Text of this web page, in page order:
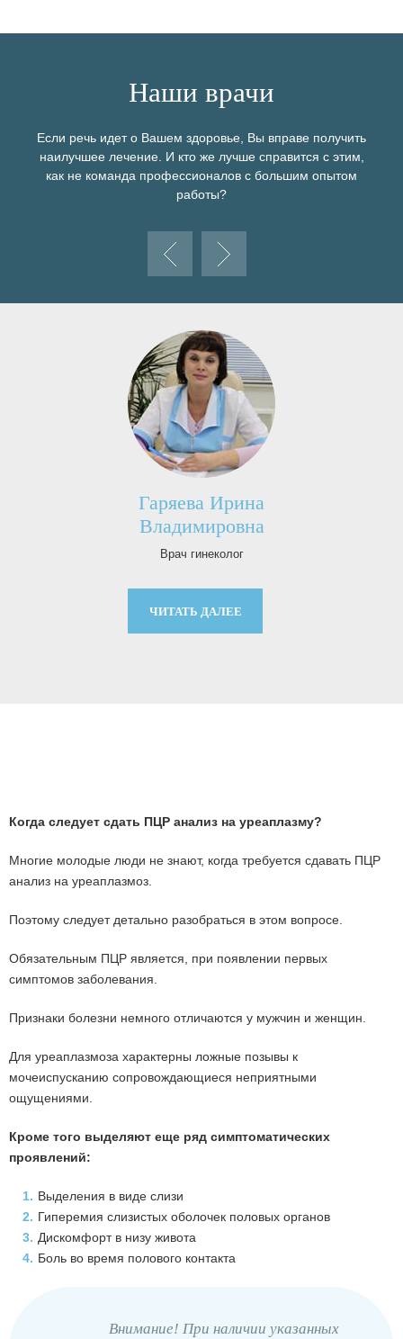
Наши врачи
Если речь идет о Вашем здоровье, Вы вправе получить
наилучшее лечение. И кто же лучше справится с этим,
как не команда профессионалов с большим опытом
работы?
Гаряева Ирина
Владимировна
Врач гинеколог
ЧИТАТЬ ДАЛЕЕ
Когда следует сдать ПЦР анализ на уреаплазму?
Многие молодые люди не знают, когда требуется сдавать ПЦР
анализ на уреаплазмоз.
Поэтому следует детально разобраться в этом вопросе.
Обязательным ПЦР является, при появлении первых
симптомов заболевания.
Признаки болезни немного отличаются у мужчин и женщин.
Для уреаплазмоза характерны ложные позывы к
мочеиспусканию сопровождающиеся неприятными
ощущениями.
Кроме того выделяют еще ряд симптоматических
проявлений:
1. Выделения в виде слизи
2. Гиперемия слизистых оболочек половых органов
3. Дискомфорт в низу живота
4. Боль во время полового контакта
Внимание! При наличии указанных